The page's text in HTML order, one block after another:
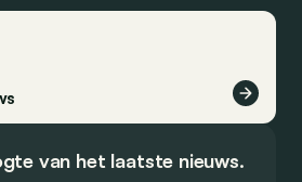
van het laatste nieuws.